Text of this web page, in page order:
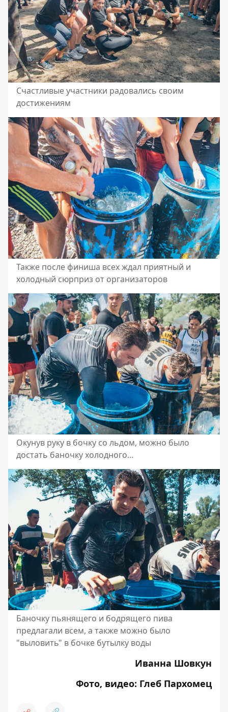
Счастливые участники радовались своим
достижениям
Также после финиша всех ждал приятный и
холодный сюрприз от организаторов
Окунув руку в бочку со льдом, можно было
достать баночку холодного...
Баночку пьянящего и бодрящего пива
предлагали всем, а также можно было
"выловить" в бочке бутылку воды
Иванна Шовкун
Фото, видео: Глеб Пархомец